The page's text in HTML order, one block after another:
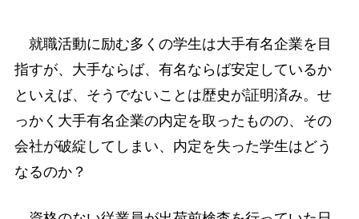
就職活動に励む多くの学生は大手有名企業を目
指すが、大手ならば、有名ならば安定しているか
といえば、そうでないことは歴史が証明済み。せ
っかく大手有名企業の内定を取ったものの、その
会社が破綻してしまい、内定を失った学生はどう
なるのか？